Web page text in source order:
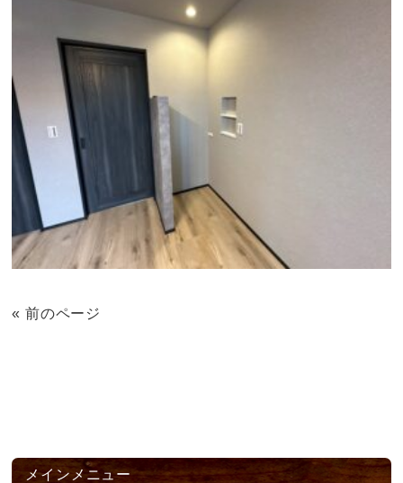
« 前のページ
メインメニュー